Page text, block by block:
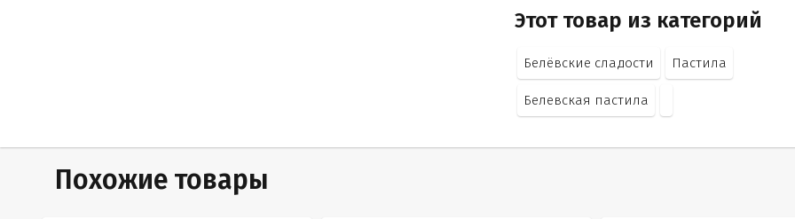
Этот товар из категорий
Белёвские сладости Пастила
Белевская пастила
Похожие товары